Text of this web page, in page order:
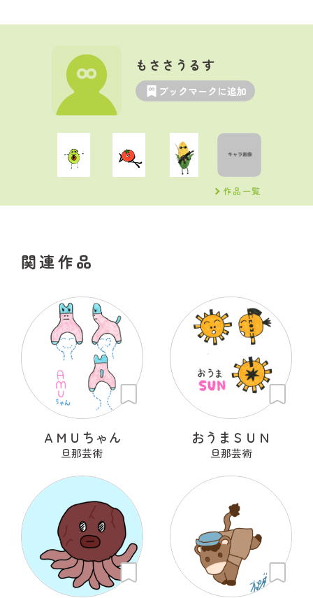
もささうるす
ブックマークに追加
作品一覧
関連作品
ＡＭＵちゃん
旦那芸術
おうまＳＵＮ
旦那芸術